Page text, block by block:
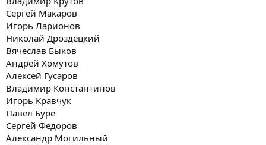
Сергей Макаров
Игорь Ларионов
Николай Дроздецкий
Вячеслав Быков
Андрей Хомутов
Алексей Гусаров
Владимир Константинов
Игорь Кравчук
Павел Буре
Сергей Федоров
Александр Могильный